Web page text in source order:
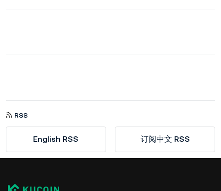
RSS
English RSS 订阅中文 RSS